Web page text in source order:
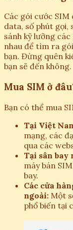
Các gói cước
data, số phút gọi,
sánh kỹ lưỡng
nhau để tìm ra
bạn. Đừng quên
bạn sẽ đến không.
Mua SIM ở
Bạn có thể mua
Tại Việt
mạng, các
qua các
Tại sân bay
máy bán
bay.
Các cửa
ngoài: Một
phổ biến tại